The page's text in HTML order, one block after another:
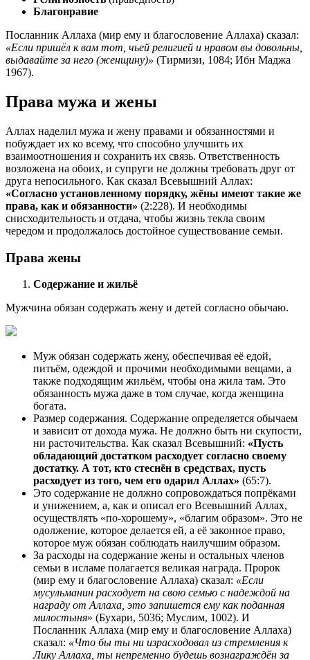
Благонравие
Посланник Аллаха (мир ему и благословение Аллаха) сказал:
«Если пришёл к вам тот, чьей религией и нравом вы довольны,
выдавайте за него (женщину)» (Тирмизи, 1084; Ибн Маджа
1967).
Права мужа и жены
Аллах наделил мужа и жену правами и обязанностями и
побуждает их ко всему, что способно улучшить их
взаимоотношения и сохранить их связь. Ответственность
возложена на обоих, и супруги не должны требовать друг от
друга непосильного. Как сказал Всевышний Аллах:
«Согласно установленному порядку, жёны имеют такие же
права, как и обязанности» (2:228). И необходимы
снисходительность и отдача, чтобы жизнь текла своим
чередом и продолжалось достойное существование семьи.
Права жены
Содержание и жильё
Мужчина обязан содержать жену и детей согласно обычаю.
Муж обязан содержать жену, обеспечивая её едой,
питьём, одеждой и прочими необходимыми вещами, а
также подходящим жильём, чтобы она жила там. Это
обязанность мужа даже в том случае, когда женщина
богата.
Размер содержания. Содержание определяется обычаем
и зависит от дохода мужа. Не должно быть ни скупости,
ни расточительства. Как сказал Всевышний: «Пусть
обладающий достатком расходует согласно своему
достатку. А тот, кто стеснён в средствах, пусть
расходует из того, чем его одарил Аллах» (65:7).
Это содержание не должно сопровождаться попрёками
и унижением, а, как и описал его Всевышний Аллах,
осуществлять «по-хорошему», «благим образом». Это не
одолжение, которое делается ей, а её законное право,
которое муж обязан соблюдать наилучшим образом.
За расходы на содержание жены и остальных членов
семьи в исламе полагается великая награда. Пророк
(мир ему и благословение Аллаха) сказал: «Если
мусульманин расходует на свою семью с надеждой на
награду от Аллаха, это запишется ему как поданная
милостыня» (Бухари, 5036; Муслим, 1002). И
Посланник Аллаха (мир ему и благословение Аллаха)
сказал: «Что бы ты ни израсходовал из стремления к
Лику Аллаха, ты непременно будешь вознаграждён за